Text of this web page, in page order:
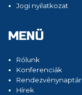
Jogi nyilatkozat
MENÜ
Rólunk
Konferenciák
Rendezvénynaptár
Hírek